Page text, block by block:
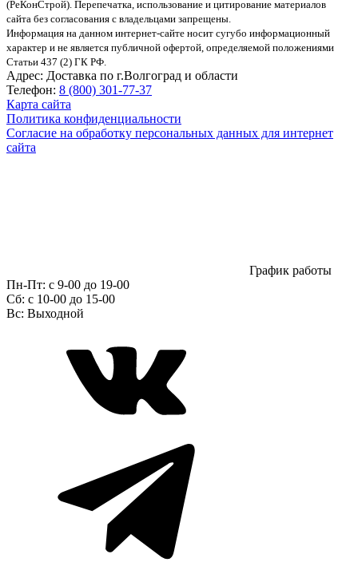
(РеКонСтрой). Перепечатка, использование и цитирование материалов
сайта без согласования с владельцами запрещены.
Информация на данном интернет-сайте носит сугубо информационный
характер и не является публичной офертой, определяемой положениями
Статьи 437 (2) ГК РФ.
Адрес: Доставка по г.Волгоград и области
Телефон: 8 (800) 301-77-37
Карта сайта
Политика конфиденциальности
Согласие на обработку персональных данных для интернет
сайта
График работы
Пн-Пт: с 9-00 до 19-00
Сб: c 10-00 до 15-00
Вс: Выходной